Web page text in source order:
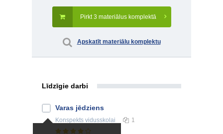
Pirkt 3 materiālus komplektā
Apskatīt materiālu komplektu
Līdzīgie darbi
Varas jēdziens
Konspekts vidusskolai 1